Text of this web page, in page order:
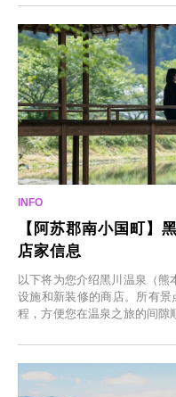
「冬季樱花灯光秀」。
【阿苏郡南小国町】
店家信息
以下将为您介绍黑川温泉（
设施和新装修的商店。所有
程，方便您在温泉之旅的间隙
食材的餐厅。让您体验黑川温